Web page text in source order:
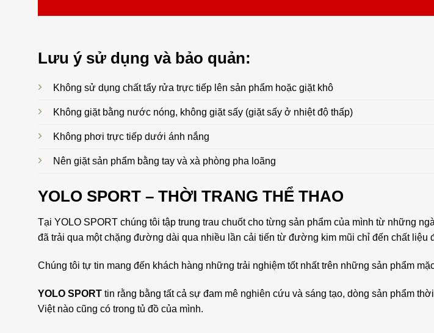
Lưu ý sử dụng và bảo quản:
Không sử dụng chất tẩy rửa trực tiếp lên sản phẩm hoặc giặt khô
Không giặt bằng nước nóng, không giặt sấy (giặt sấy ở nhiệt độ thấp)
Không phơi trực tiếp dưới ánh nắng
Nên giặt sản phẩm bằng tay và xà phòng pha loãng
YOLO SPORT – THỜI TRANG THỂ THAO
Tại YOLO SPORT chúng tôi tập trung trau chuốt cho từng sản phẩm của mình từ những
đã trải qua một chặng đường dài qua nhiều lần cải tiến từ đường kim mũi chỉ đến chất liệu
Chúng tôi tự tin mang đến khách hàng những trải nghiệm tốt nhất trên những sản phẩm
YOLO SPORT tin rằng bằng tất cả sự đam mê nghiên cứu và sáng tạo, dòng sản phẩm
Việt nào cũng có trong tủ đồ của mình.